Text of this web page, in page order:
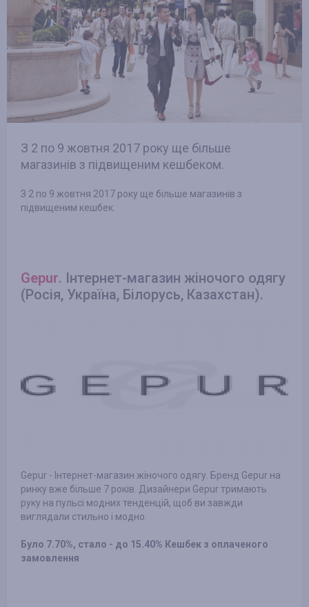
З 2 по 9 жовтня 2017 року ще більше
магазинів з підвищеним кешбеком.
З 2 по 9 жовтня 2017 року ще більше магазинів з
підвищеним кешбек.
Gepur. Інтернет-магазин жіночого одягу
(Росія, Україна, Білорусь, Казахстан).
Gepur - Інтернет-магазин жіночого одягу. Бренд Gepur на
ринку вже більше 7 років. Дизайнери Gepur тримають
руку на пульсі модних тенденцій, щоб ви завжди
виглядали стильно і модно.
Було 7.70%, стало - до 15.40% Кешбек з оплаченого
замовлення